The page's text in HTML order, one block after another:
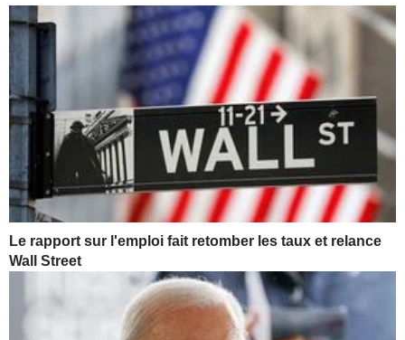
Le rapport sur l'emploi fait retomber les taux et relance
Wall Street
d'entreprises et une relative détente de la...